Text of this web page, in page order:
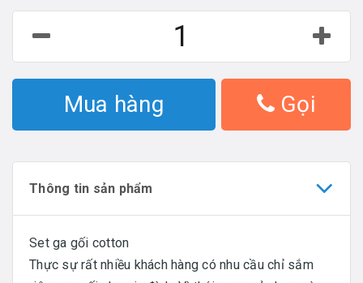
Mua hàng Gọi
Thông tin sản phẩm
Set ga gối cotton
Thực sự rất nhiều khách hàng có nhu cầu chỉ sắm